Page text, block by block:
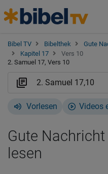
Bibel TV Bibelthek Gute
Kapitel 17
Vers 10
2. Samuel 17, Vers 10
Vorlesen Videos
Gute
lesen